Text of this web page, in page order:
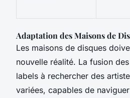
Adaptation des Maisons de
Les maisons de disques
nouvelle réalité. La fusion
labels à rechercher des
variées, capables de